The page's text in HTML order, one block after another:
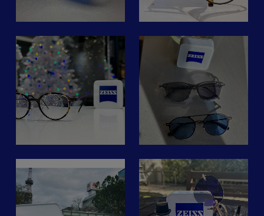
お知らせ
Facts 良いメガネの秘密
販売店一覧
ZEISS ビジョンセンター
ZEISS ビジョンエキスパート
その他の全国の取扱店舗一覧
お問い合わせ
202411smlcampaign/
#ツァイスsmartlife
#レンズで変わる世界
#nobodyseeslikeyou
FLEYE
COPENHAGEN（フライ
コペンハーゲン）
@fleyecopenhagen
品番 Mio
52□20
¥59,400
以上に軽量なモデルでかけ
心地抜群です☺️
また、落ち着いたグリーン
の色味がより一層エレガン
スな雰囲気でお使いいただ
けます！！
sunnyglass_eyewear
ツァイス調光レンズ
早速好評のカールツァイス
調光レンズキャンペーンで
納品準備が整っておりま
す。
画像は、ツァイス調光レン
ズの代名詞ブルーとシック
なグレー。フレームはアト
iwaki.terracemall
ZEISSレンズのご紹介で